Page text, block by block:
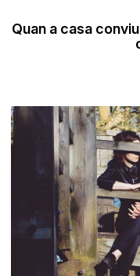
Quan a casa